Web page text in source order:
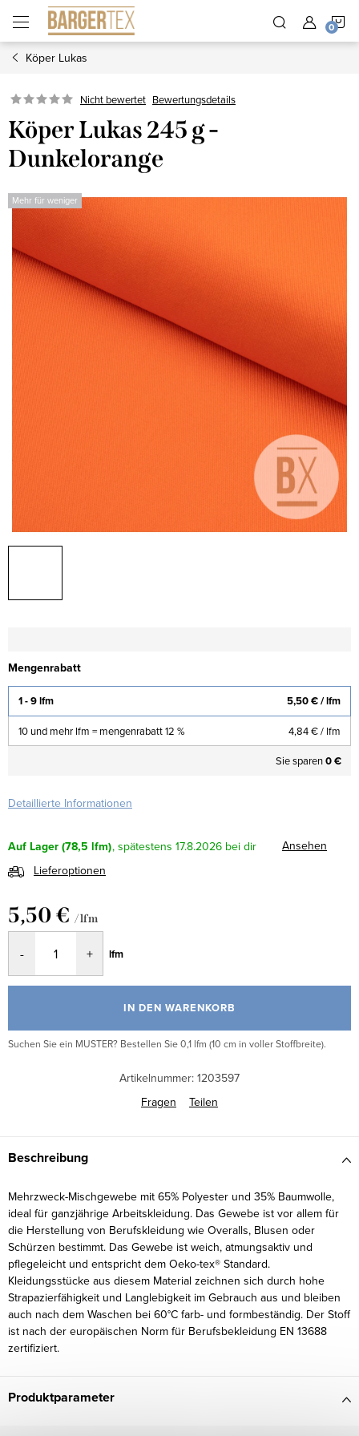
Inhalt
springen
Köper Lukas
Nicht bewertet Bewertungsdetails
Köper Lukas 245 g -
Dunkelorange
Mehr für weniger
Mengenrabatt
1 - 9 lfm 5,50 €/ lfm
10 und mehr lfm = mengenrabatt 12 % 4,84 €/ lfm
Sie sparen0 €
Detaillierte Informationen
Auf Lager(78,5 lfm) 17.8.2026
Ansehen
Lieferoptionen
5,50 € / lfm
lfm
IN DEN WARENKORB
Suchen Sie ein MUSTER? Bestellen Sie 0,1 lfm (10 cm in voller Stoffbreite).
Artikelnummer: 1203597
Fragen
Teilen
Beschreibung
Mehrzweck-Mischgewebe mit 65% Polyester und 35% Baumwolle,
ideal für ganzjährige Arbeitskleidung. Das Gewebe ist vor allem für
die Herstellung von Berufskleidung wie Overalls, Blusen oder
Schürzen bestimmt. Das Gewebe ist weich, atmungsaktiv und
pflegeleicht und entspricht dem Oeko-tex® Standard.
Kleidungsstücke aus diesem Material zeichnen sich durch hohe
Strapazierfähigkeit und Langlebigkeit im Gebrauch aus und bleiben
auch nach dem Waschen bei 60°C farb- und formbeständig. Der Stoff
ist nach der europäischen Norm für Berufsbekleidung EN 13688
zertifiziert.
Produktparameter